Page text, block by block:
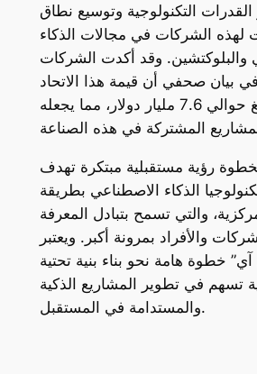
التكنولوجية وتوسيع نطاق
لهذه الشركات في مجالات الذكاء
والبلوكتشين. وقد أكدت الشركات
بيان صحفي أن قيمة هذا الاتحاد
المحتملة قد تبلغ حوالي 7.6 مليار دولار، مما يجعله
رؤية مستقبلية مبتكرة تهدف
الذكاء الاصطناعي بطريقة
والتي تسمح بتبادل المعرفة
والأفراد بمرونة أكبر. ويعتبر
خطوة هامة نحو بناء بنية تحتية
تسهم في تطوير المشاريع الذكية
والمستدامة في المستقبل.